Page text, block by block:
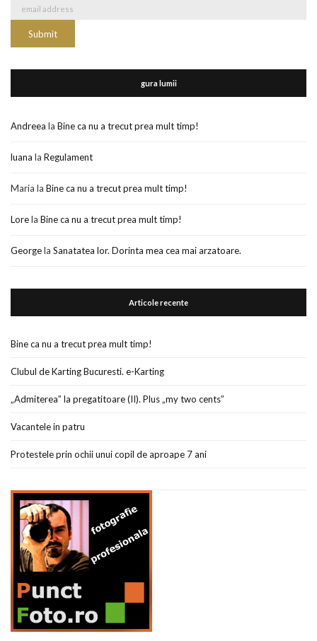
gura lumii
Andreea la Bine ca nu a trecut prea mult timp!
luana la Regulament
Maria la Bine ca nu a trecut prea mult timp!
Lorela Bine ca nu a trecut prea mult timp!
Georgela Sanatatea lor. Dorinta mea cea mai arzatoare.
Articole recente
Bine ca nu a trecut prea mult timp!
Clubul de Karting Bucuresti. e-Karting
„Admiterea” la pregatitoare (II). Plus „my two cents”
Vacantele in patru
Protestele prin ochii unui copil de aproape 7 ani